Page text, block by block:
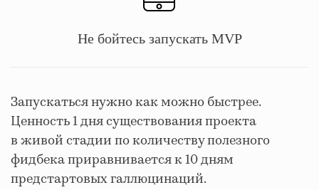
Не бойтесь запускать MVP
Запускаться нужно как можно быстрее.
Ценность 1 дня существования проекта
в живой стадии по количеству полезного
фидбека приравнивается к 10 дням
предстартовых галлюцинаций.